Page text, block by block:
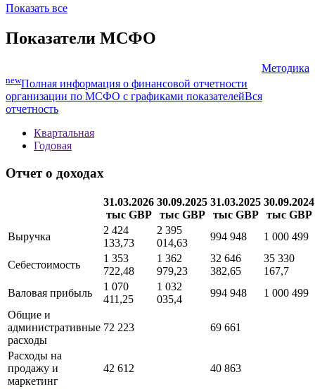
Показать все
Показатели МСФО
Методика
newПолная информация о финансовой отчетности
организации по МСФО с графиками показателейВся
отчетность
Квартальная
Годовая
Отчет о доходах
31.03.2026
тыс GBP
30.09.2025
тыс GBP
31.03.2025
тыс GBP
30.09.2024
тыс GBP
Выручка
2 424
133,73
2 395
014,63
994 948 1 000 499
Себестоимость
1 353
722,48
1 362
979,23
32 646
382,65
35 330
167,7
Валовая прибыль
1 070
411,25
1 032
035,4
994 948
1 000 499
Общие и
административные
расходы
72 223 69 661
Расходы на
продажу и
маркетинг
42 612 40 863